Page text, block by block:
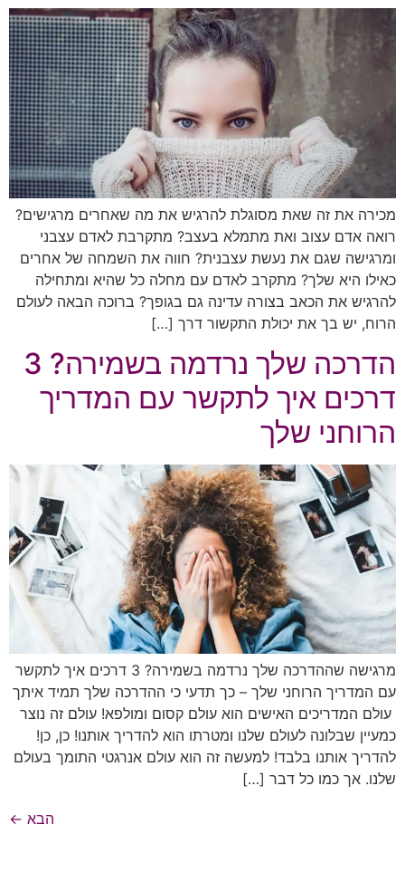
מכירה את זה שאת מסוגלת להרגיש את מה שאחרים מרגישים?
רואה אדם עצוב ואת מתמלא בעצב? מתקרבת לאדם עצבני
ומרגישה שגם את נעשת עצבנית? חווה את השמחה של אחרים
כאילו היא שלך? מתקרב לאדם עם מחלה כל שהיא ומתחילה
להרגיש את הכאב בצורה עדינה גם בגופך? ברוכה הבאה לעולם
הרוח, יש בך את יכולת התקשור דרך […]
הדרכה שלך נרדמה בשמירה? 3
דרכים איך לתקשר עם המדריך
הרוחני שלך
מרגישה שההדרכה שלך נרדמה בשמירה? 3 דרכים איך לתקשר
עם המדריך הרוחני שלך – כך תדעי כי ההדרכה שלך תמיד איתך
עולם המדריכים האישים הוא עולם קסום ומולפא! עולם זה נוצר
כמעיין שבלונה לעולם שלנו ומטרתו הוא להדריך אותנו! כן, כן!
להדריך אותנו בלבד! למעשה זה הוא עולם אנרגטי התומך בעולם
שלנו. אך כמו כל דבר […]
הבא ←